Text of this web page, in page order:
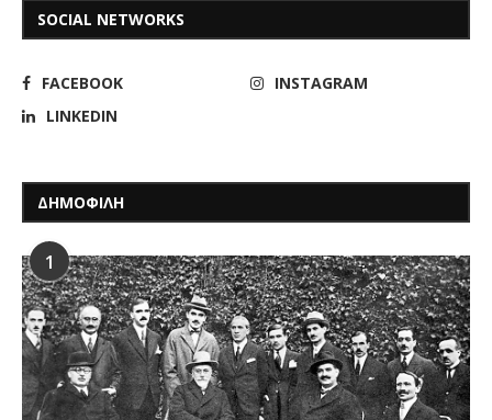
SOCIAL NETWORKS
FACEBOOK
INSTAGRAM
LINKEDIN
ΔΗΜΟΦΙΛΗ
1